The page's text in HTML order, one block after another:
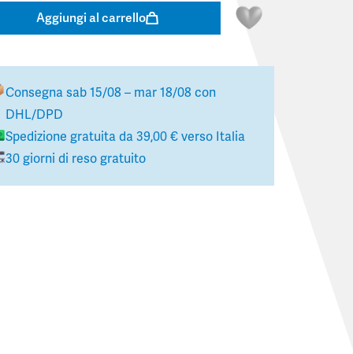
Aggiungi al carrello
Consegna sab 15/08 – mar 18/08 con
DHL/DPD
Spedizione gratuita da 39,00 €verso Italia
30 giorni di reso gratuito